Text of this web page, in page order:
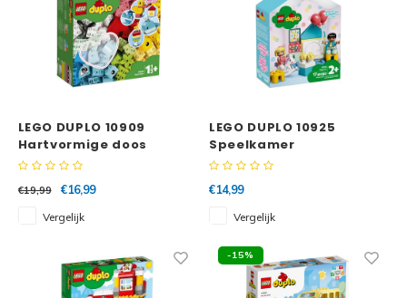
LEGO DUPLO 10909
Hartvormige doos
€19,99
€16,99
Vergelijk
LEGO DUPLO 10925
Speelkamer
€14,99
Vergelijk
-15%